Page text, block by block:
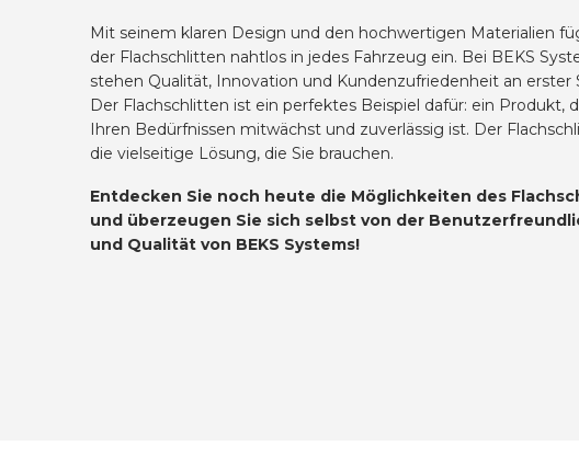
Mit seinem klaren Design und den hochwertigen Materialien
der Flachschlitten nahtlos in jedes Fahrzeug ein. Bei BEKS
stehen Qualität, Innovation und Kundenzufriedenheit an erster
Der Flachschlitten ist ein perfektes Beispiel dafür: ein Produkt,
Ihren Bedürfnissen mitwächst und zuverlässig ist. Der
die vielseitige Lösung, die Sie brauchen.
Entdecken Sie noch heute die Möglichkeiten des
und überzeugen Sie sich selbst von der
und Qualität von BEKS Systems!